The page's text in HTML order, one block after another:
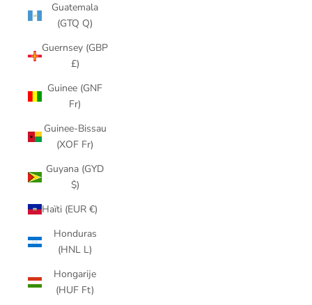
Guatemala
(GTQ Q)
Guernsey (GBP
£)
Guinee (GNF
Fr)
Guinee-Bissau
(XOF Fr)
Guyana (GYD
$)
Haïti (EUR €)
Honduras
(HNL L)
Hongarije
(HUF Ft)